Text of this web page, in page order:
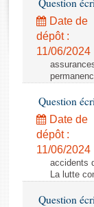
Rapports
Rapports
Rapports sur
Baromètre de
Budget et
Questions
Comptes
Question
Date de
dépôt :
11/06/2024
Question
Date de
dépôt :
11/06/2024
accidents
La lutte
Question